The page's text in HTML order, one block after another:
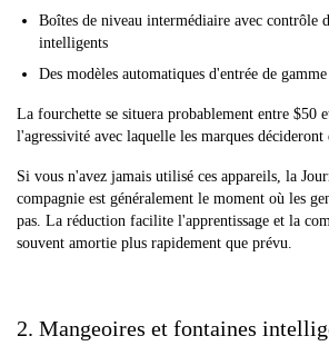
Boîtes de niveau intermédiaire avec contrôle
intelligents
Des modèles automatiques d'entrée de
La fourchette se situera probablement entre $50
l'agressivité avec laquelle les marques décideront
Si vous n'avez jamais utilisé ces appareils, la
compagnie est généralement le moment où les
pas. La réduction facilite l'apprentissage et la
souvent amortie plus rapidement que prévu.
2. Mangeoires et fontaines